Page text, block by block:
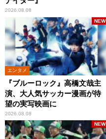
2026.08.08
エンタメ
『ブルーロック』高橋文哉主
演、大人気サッカー漫画が待
望の実写映画に
2026.08.08
NEW
NEW